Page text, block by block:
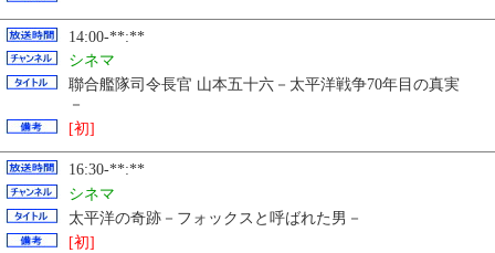
14:00-**:**
シネマ
聯合艦隊司令長官 山本五十六－太平洋戦争70年目の真実
－
[初]
16:30-**:**
シネマ
太平洋の奇跡－フォックスと呼ばれた男－
[初]